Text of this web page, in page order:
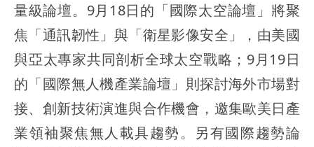
量級論壇。9月18日的「國際太空論壇」將聚
焦「通訊韌性」與「衛星影像安全」，由美國
與亞太專家共同剖析全球太空戰略；9月19日
的「國際無人機產業論壇」則探討海外市場對
接、創新技術演進與合作機會，邀集歐美日產
業領袖聚焦無人載具趨勢。另有國際趨勢論